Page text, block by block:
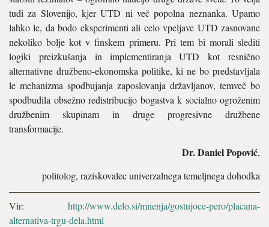
tudi za Slovenijo, kjer UTD ni več popolna neznanka. Upamo
lahko le, da bodo eksperimenti ali celo vpeljave UTD zasnovane
nekoliko bolje kot v finskem primeru. Pri tem bi morali slediti
logiki preizkušanja in implementiranja UTD kot resnično
alternativne družbeno-ekonomska politike, ki ne bo predstavljala
le mehanizma spodbujanja zaposlovanja državljanov, temveč bo
spodbudila obsežno redistribucijo bogastva k socialno ogroženim
družbenim skupinam in druge progresivne družbene
transformacije.
Dr. Daniel Popović,
politolog, raziskovalec univerzalnega temeljnega dohodka
Vir: http://www.delo.si/mnenja/gostujoce-pero/placana-
alternativa-trgu-dela.html